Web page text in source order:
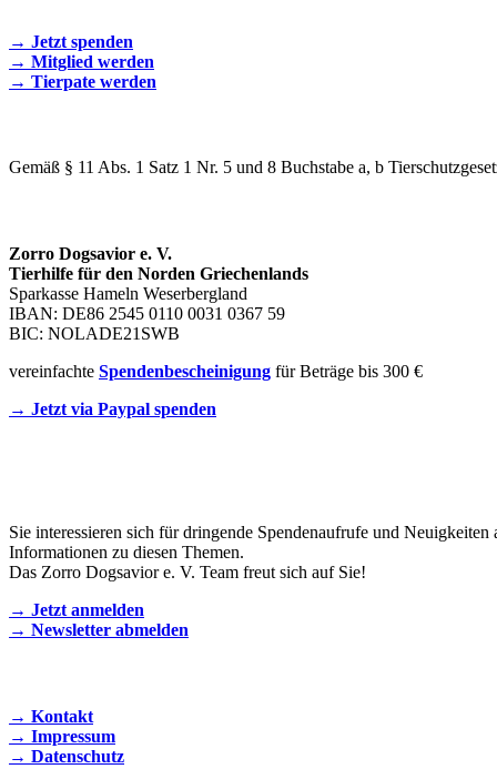
→ Jetzt spenden
→ Mitglied werden
→ Tierpate werden
Gemäß § 11 Abs. 1 Satz 1 Nr. 5 und 8 Buchstabe a, b
Zorro Dogsavior e. V.
Tierhilfe für den Norden Griechenlands
Sparkasse Hameln Weserbergland
IBAN: DE86 2545 0110 0031 0367 59
BIC: NOLADE21SWB
vereinfachte Spendenbescheinigung für Beträge bis 300 €
→ Jetzt via Paypal spenden
Sie interessieren sich für dringende Spendenaufrufe und
Informationen zu diesen Themen.
Das Zorro Dogsavior e. V. Team freut sich auf Sie!
→ Jetzt anmelden
→ Newsletter abmelden
→ Kontakt
→ Impressum
→ Datenschutz